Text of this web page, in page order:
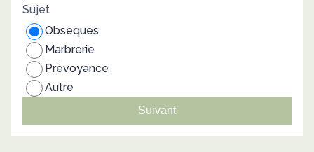
Sujet
Obsèques
Marbrerie
Prévoyance
Autre
Suivant